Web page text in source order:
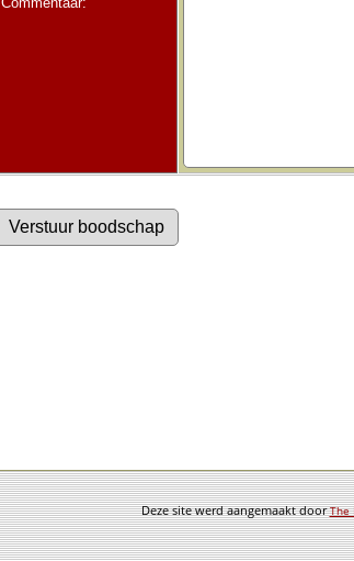
Deze site werd aangemaakt doorThe